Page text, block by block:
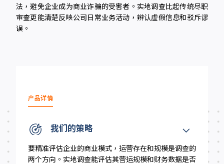
法，避免企业成为商业诈骗的受害者。实地调查比起传统尽职
审查更能清楚反映公司日常业务活动，辨认虚假信息和驳斥谬
误。
产品详情
我们的策略
要精准评估企业的商业模式，运营存在和规模是调查的
两个方向。实地调查能评估其营运规模和财务数据是否